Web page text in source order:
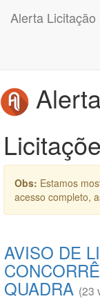
Alerta Licitação
Obs: Estamos
acesso completo,
AVISO DE
QUADRA (23